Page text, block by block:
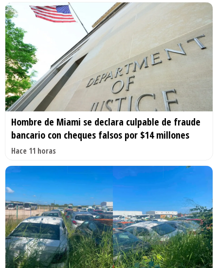
Hombre de Miami se declara culpable de fraude
bancario con cheques falsos por $14 millones
Hace 11 horas